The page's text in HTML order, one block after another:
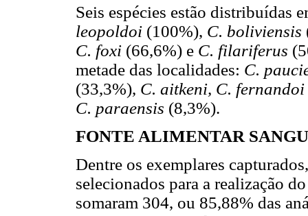
Seis espécies estão distribuídas
leopoldoi (100%), C. boliviensis
C. foxi (66,6%) e C. filariferus
metade das localidades: C.
(33,3%), C. aitkeni, C. fernandoi
C. paraensis (8,3%).
FONTE ALIMENTAR
Dentre os exemplares
selecionados para a realização
somaram 304, ou 85,88% das